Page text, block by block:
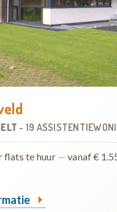
- 19
flats te huur — vanaf €